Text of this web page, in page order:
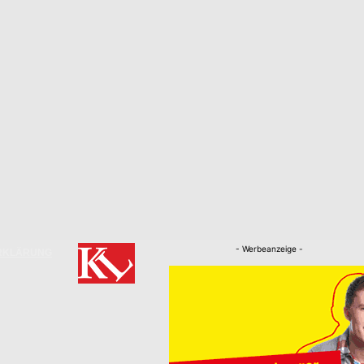
- Werbeanzeige -